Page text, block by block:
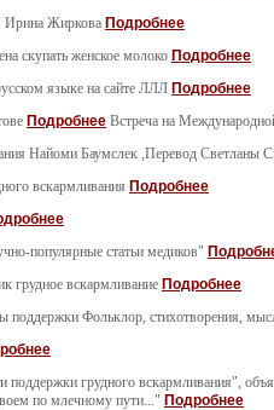
Ирина Жиркова Подробнее
скупать женское молоко Подробнее
языке на сайте ЛЛЛ Подробнее
Подробнее Встреча на
Найоми Баумслек ,Перевод Светланы
вскармливания Подробнее
популярные статьи медиков"
грудное вскармливание Подробнее
поддержки Фольклор, стихотворения,
поддержки грудного вскармливания",
по млечному пути..." Подробнее